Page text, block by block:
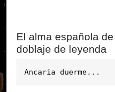
El alma española
doblaje de leyenda
Ancaria duerme...